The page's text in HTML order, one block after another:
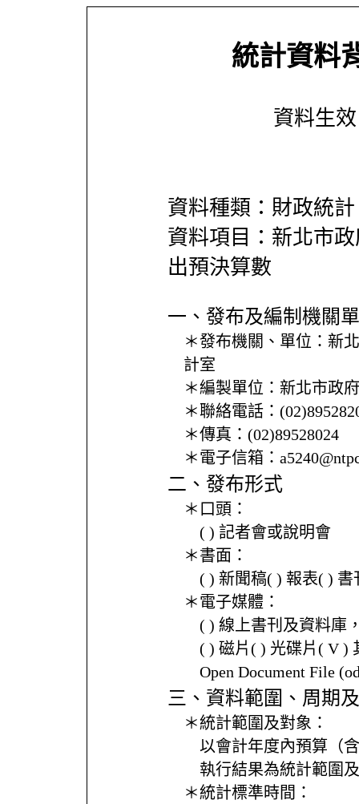
統計資料
資料生
資料種類：財政統計
資料項目：新北市
出預決算數
一、發布及編制機關
＊發布機關、單位： 新
計室
＊編製單位： 新北市政
＊聯絡電話：
＊傳真： (02)89528024
＊電子信箱：
二、發布形式
＊口頭：
( ) 記者會或說明會
＊書面：
( ) 新聞稿( ) 報表( ) 書
＊電子媒體：
( ) 線上書刊及資料庫
( ) 磁片( ) 光碟片( V )
Open Document File
三、資料範圍、周期
＊統計範圍及對象：
以會計年度內預算（
執行結果為統計範圍
＊統計標準時間：